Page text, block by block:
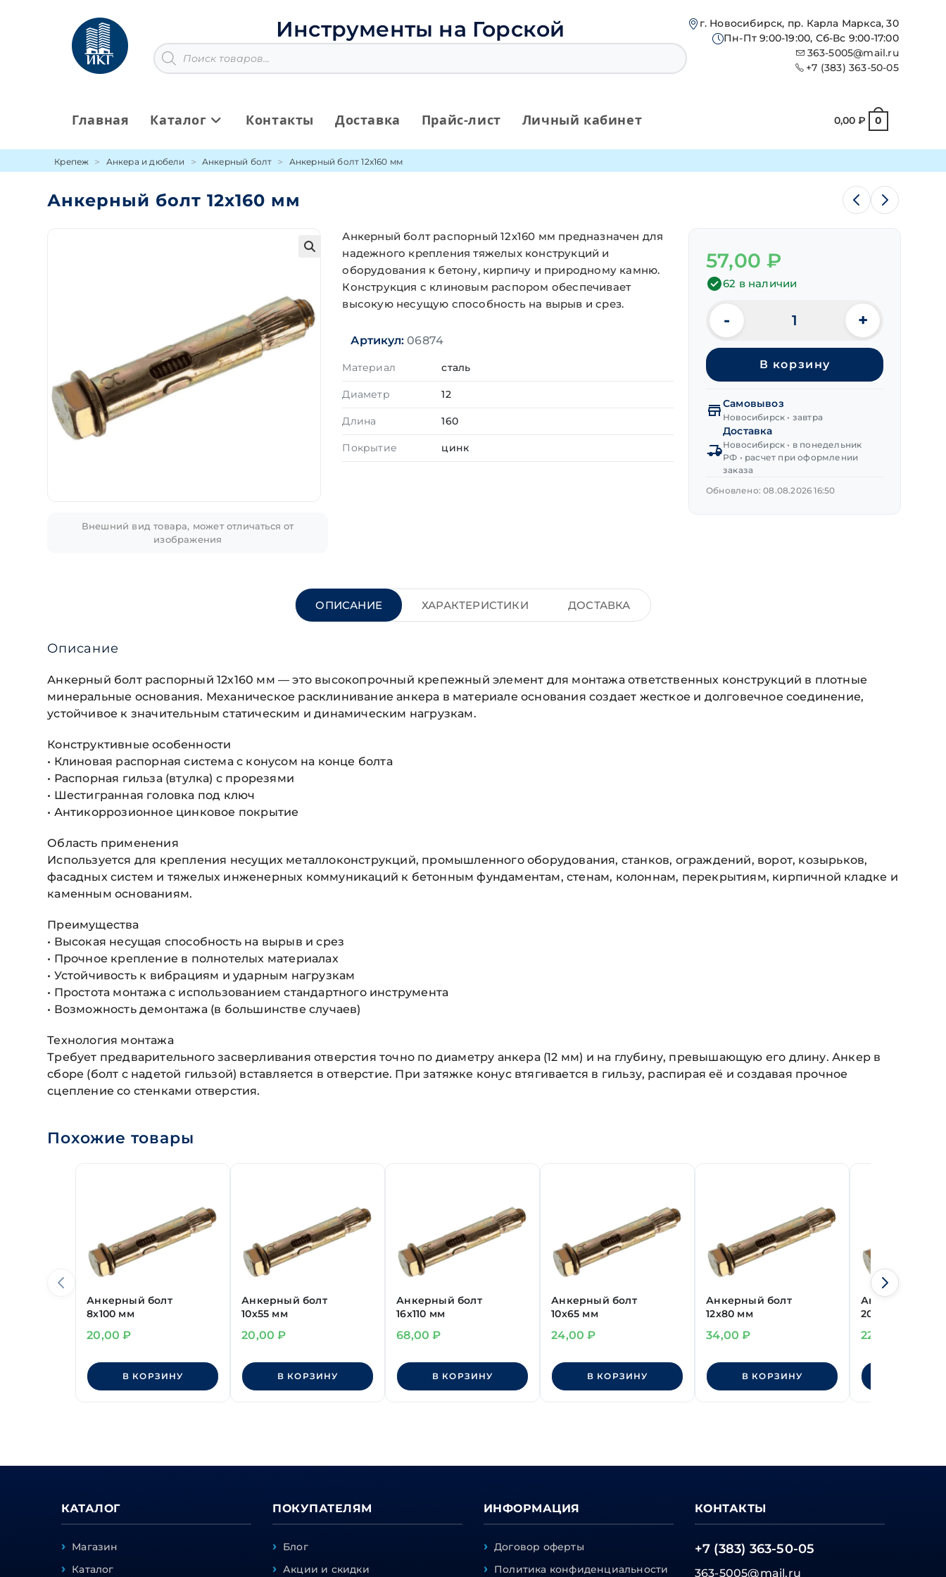
содержимому
Инструменты на Горской
Поиск
товаров
г. Новосибирск, пр. Карла Маркса, 30
Пн-Пт 9:00-19:00, Сб-Вс 9:00-17:00
363-5005@mail.ru
+7 (383) 363-50-05
Главная Каталог Контакты Доставка Прайс-лист Личный кабинет 0,00 ₽ 0
Крепеж Анкера и дюбели Анкерный болт Анкерный болт 12х160 мм
Анкерный болт 12х160 мм
Внешний вид товара, может отличаться от
изображения
Анкерный болт распорный 12х160 мм предназначен для
надежного крепления тяжелых конструкций и
оборудования к бетону, кирпичу и природному камню.
Конструкция с клиновым распором обеспечивает
высокую несущую способность на вырыв и срез.
Артикул:06874
Материал сталь
Диаметр 12
Длина 160
Покрытие цинк
57,00₽
62 в наличии
Количество
товара
Анкерный
12х160 мм
- +
В корзину
Самовывоз
Новосибирск • завтра
Доставка
Новосибирск • в понедельник
РФ • расчет при оформлении
заказа
Обновлено: 08.08.2026 16:50
ОПИСАНИЕ ХАРАКТЕРИСТИКИ ДОСТАВКА
Описание
Анкерный болт распорный 12х160 мм — это высокопрочный крепежный элемент для монтажа ответственных конструкций в плотные
минеральные основания. Механическое расклинивание анкера в материале основания создает жесткое и долговечное соединение,
устойчивое к значительным статическим и динамическим нагрузкам.
Конструктивные особенности
• Клиновая распорная система с конусом на конце болта
• Распорная гильза (втулка) с прорезями
• Шестигранная головка под ключ
• Антикоррозионное цинковое покрытие
Область применения
Используется для крепления несущих металлоконструкций, промышленного оборудования, станков, ограждений, ворот, козырьков,
фасадных систем и тяжелых инженерных коммуникаций к бетонным фундаментам, стенам, колоннам, перекрытиям, кирпичной кладке и
каменным основаниям.
Преимущества
• Высокая несущая способность на вырыв и срез
• Прочное крепление в полнотелых материалах
• Устойчивость к вибрациям и ударным нагрузкам
• Простота монтажа с использованием стандартного инструмента
• Возможность демонтажа (в большинстве случаев)
Технология монтажа
Требует предварительного засверливания отверстия точно по диаметру анкера (12 мм) и на глубину, превышающую его длину. Анкер в
сборе (болт с надетой гильзой) вставляется в отверстие. При затяжке конус втягивается в гильзу, распирая её и создавая прочное
сцепление со стенками отверстия.
Похожие товары
Анкерный болт
8х100 мм
20,00₽
В КОРЗИНУ
Анкерный болт
10х55 мм
20,00₽
В КОРЗИНУ
Анкерный болт
16х110 мм
68,00₽
В КОРЗИНУ
Анкерный болт
10х65 мм
24,00₽
В КОРЗИНУ
Анкерный болт
12х80 мм
34,00₽
В КОРЗИНУ
Анкерный болт
20х200 мм
221,00
КАТАЛОГ
Магазин
Каталог
ПОКУПАТЕЛЯМ
Блог
Акции и скидки
ИНФОРМАЦИЯ
Договор оферты
Политика конфиденциальности
КОНТАКТЫ
+7 (383) 363-50-05
363-5005@mail.ru